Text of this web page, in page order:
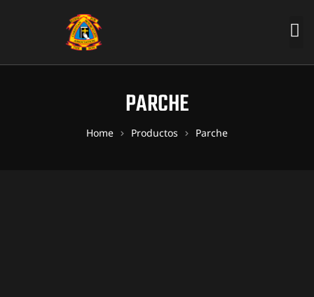
PARCHE
Home Productos Parche